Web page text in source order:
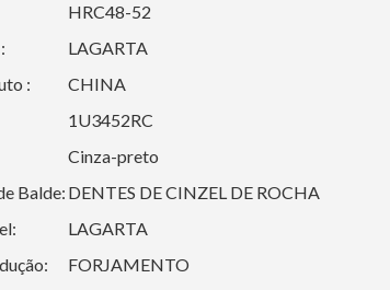
HRC48-52
LAGARTA
:
CHINA
1U3452RC
Cinza-preto
Balde: DENTES DE CINZEL DE ROCHA
LAGARTA
FORJAMENTO